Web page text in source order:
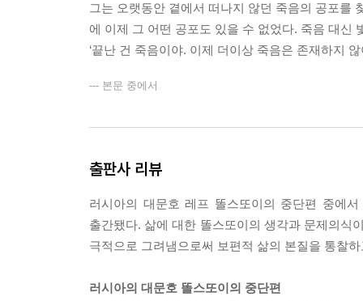
그는 오랫동안 곁에서 떠나지 않던 죽음의 공포를
에 이제 그 어떤 공포도 있을 수 없었다. 죽음 대신
‘끝난 건 죽음이야. 이제 더이상 죽음은 존재하지 않
--- 본문 중에서
출판사 리뷰
러시아의 대문호 레프 똘스또이의 중단편 중에
출간됐다. 삶에 대한 똘스또이의 생각과 문제의식
극적으로 그려냄으로써 보편적 삶의 본질을 통찰
러시아의 대문호 똘스또이의 중단편